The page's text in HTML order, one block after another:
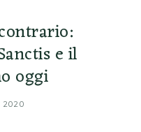
e il
oggi
2020